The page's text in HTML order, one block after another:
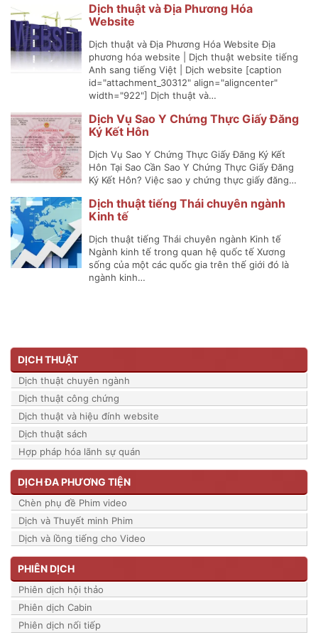
Dịch thuật và Địa Phương Hóa
Website
Dịch thuật và Địa Phương Hóa Website Địa
phương hóa website | Dịch thuật website tiếng
Anh sang tiếng Việt | Dịch website [caption
id="attachment_30312" align="aligncenter"
width="922"] Dịch thuật và…
Dịch Vụ Sao Y Chứng Thực Giấy Đăng
Ký Kết Hôn
Dịch Vụ Sao Y Chứng Thực Giấy Đăng Ký Kết
Hôn Tại Sao Cần Sao Y Chứng Thực Giấy Đăng
Ký Kết Hôn? Việc sao y chứng thực giấy đăng…
Dịch thuật tiếng Thái chuyên ngành
Kinh tế
Dịch thuật tiếng Thái chuyên ngành Kinh tế
Ngành kinh tế trong quan hệ quốc tế Xương
sống của một các quốc gia trên thế giới đó là
ngành kinh…
DỊCH THUẬT
Dịch thuật chuyên ngành
Dịch thuật công chứng
Dịch thuật và hiệu đính website
Dịch thuật sách
Hợp pháp hóa lãnh sự quán
DỊCH ĐA PHƯƠNG TIỆN
Chèn phụ đề Phim video
Dịch và Thuyết minh Phim
Dịch và lồng tiếng cho Video
PHIÊN DỊCH
Phiên dịch hội thảo
Phiên dịch Cabin
Phiên dịch nối tiếp